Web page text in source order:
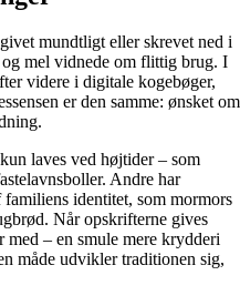
mundtligt eller skrevet ned i
mel vidnede om flittig brug. I
videre i digitale kogebøger,
er den samme: ønsket om
laves ved højtider – som
Andre har
familiens identitet, som mormors
Når opskrifterne gives
med – en smule mere krydderi
måde udvikler traditionen sig,